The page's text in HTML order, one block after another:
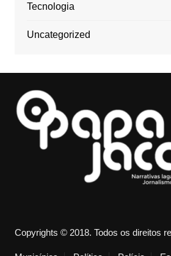
Tecnologia
Uncategorized
Copyrights © 2018. Todos os direitos